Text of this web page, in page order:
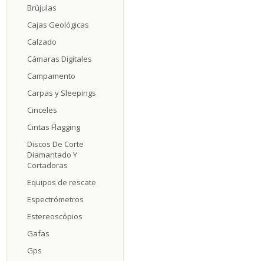
Brújulas
Cajas Geológicas
Calzado
Cámaras Digitales
Campamento
Carpas y Sleepings
Cinceles
Cintas Flagging
Discos De Corte
Diamantado Y
Cortadoras
Equipos de rescate
Espectrómetros
Estereoscópios
Gafas
Gps